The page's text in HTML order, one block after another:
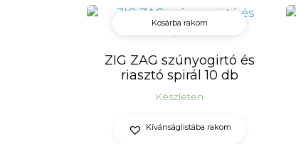
Kosárba rakom
ZIG ZAG szúnyogirtó és
riasztó spirál 10 db
Készleten
Kívánságlistába rakom